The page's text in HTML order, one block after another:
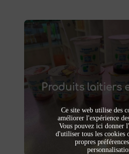
Produits laitiers
Produits laitiers
produits laitiers et
. Yaourts crémeux,
affinés et autres délices
attendent dans notre
vente directe à la ferme
garantie.
Ce site web utilise des
améliorer l'expérience
Vous pouvez ici donner
d'utiliser tous les cookies
propres